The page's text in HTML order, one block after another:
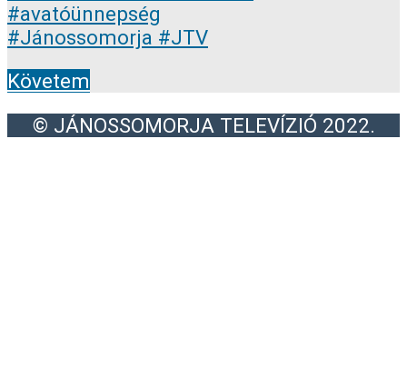
Követem
© JÁNOSSOMORJA TELEVÍZIÓ 2022.